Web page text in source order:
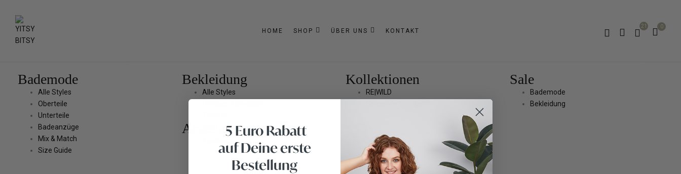
HOME SHOP ÜBER UNS KONTAKT
21 0
Bademode
Alle Styles
Oberteile
Unterteile
Badeanzüge
Mix & Match
Size Guide
Bekleidung
Alle Styles
Accessoires
Kollektionen
RE|WILD
Sale
Bademode
Bekleidung
5 Euro Rabatt
auf Deine erste
Bestellung